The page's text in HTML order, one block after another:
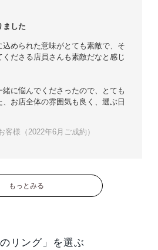
ました
められた意味がとても素敵で、そ
ださる店員さんも素敵だなと感じ
に悩んでくださったので、とても
お店全体の雰囲気も良く、選ぶ日
様（2022年6月ご成約）
もっとみる
のリング」を選ぶ